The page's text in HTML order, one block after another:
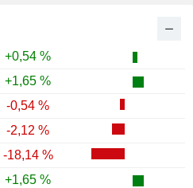
+0,54 %
+1,65 %
-0,54 %
-2,12 %
-18,14 %
+1,65 %